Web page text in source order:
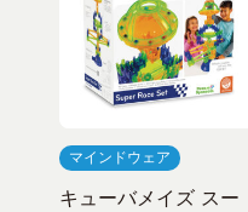
マインドウェア
キューバメイズ スー